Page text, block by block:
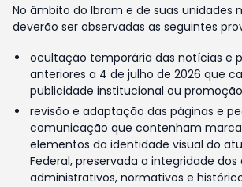
No âmbito do Ibram e de suas unidades
deverão ser observadas as seguintes
ocultação temporária das notícias e
anteriores a 4 de julho de 2026 que
publicidade institucional ou
revisão e adaptação das páginas e
comunicação que contenham
elementos da identidade visual do
Federal, preservada a integridade
administrativos, normativos e